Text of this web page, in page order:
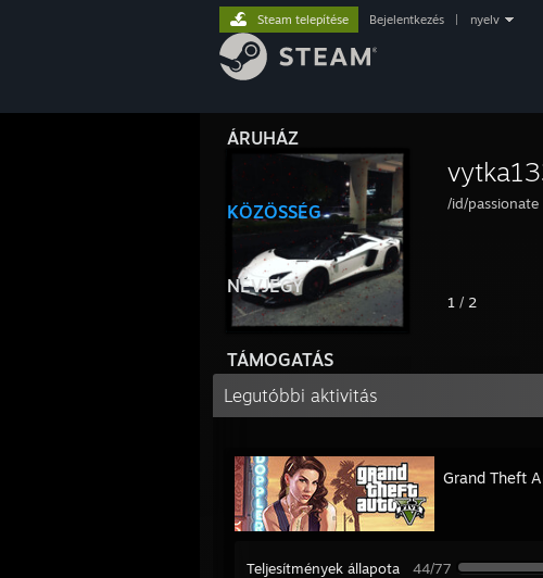
ÁRUHÁZ
KÖZÖSSÉG
NÉVJEGY
TÁMOGATÁS
Steam telepítése Bejelentkezés nyelv
/id/passionate
1 / 2
Legutóbbi aktivitás
Grand Theft
Teljesítmények állapota 44/77